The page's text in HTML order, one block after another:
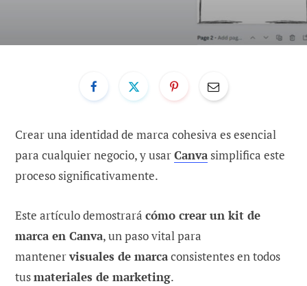
Crear una identidad de marca cohesiva es esencial
para cualquier negocio, y usarCanvasimplifica este
proceso significativamente.
Este artículo demostrará cómo crear un kit de
marca en Canva, un paso vital para
mantenervisuales de marcaconsistentes en todos
tusmateriales de marketing.